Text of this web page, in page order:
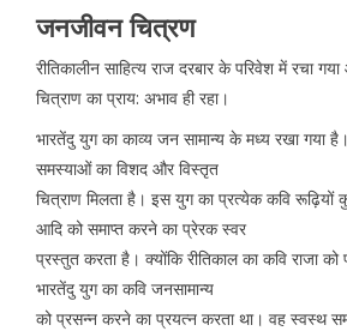
जनजीवन चित्रण
रीतिकालीन साहित्य राज दरबार के परिवेश में रचा
चित्राण का प्राय: अभाव ही रहा।
भारतेंदु युग का काव्य जन सामान्य के मध्य रखा गया
समस्याओं का विशद और विस्तृत
चित्राण मिलता है। इस युग का प्रत्येक कवि रूढ़ियों
आदि को समाप्त करने का प्रेरक स्वर
प्रस्तुत करता है। क्योंकि रीतिकाल का कवि राजा को
भारतेंदु युग का कवि जनसामान्य
को प्रसन्न करने का प्रयत्न करता था। वह स्वस्थ